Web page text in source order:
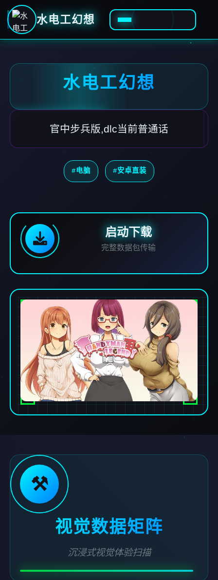
水电工幻想
水电工幻想
官中步兵版,dlc当前普通话
#电脑 #安卓直装
启动下载
完整数据包传输
⚒️
视觉数据矩阵
沉浸式视觉体验扫描